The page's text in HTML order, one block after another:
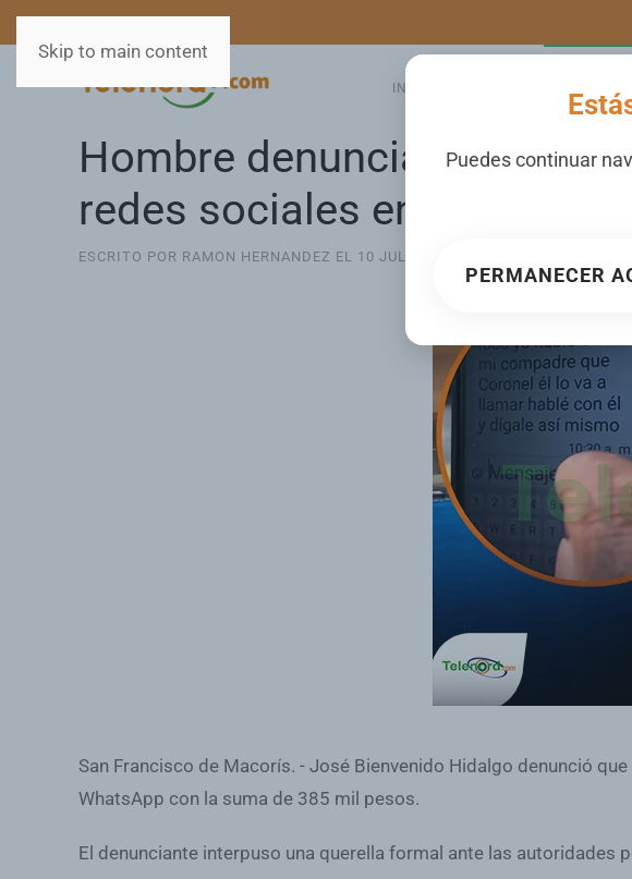
Puedes continuar
PERMANECER
Skip to main content
INICIO
Hombre denuncia
redes sociales en SFM
ESCRITO POR RAMON HERNANDEZ EL 10 JULIO 2025
San Francisco de Macorís. - José Bienvenido Hidalgo denunció
WhatsApp con la suma de 385 mil pesos.
El denunciante interpuso una querella formal ante las autoridades